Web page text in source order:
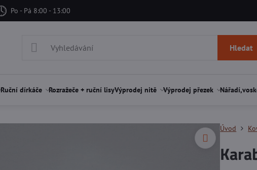
Po - Pá 8:00 - 13:00
Hledat
Ruční dírkáče Rozražeče + ruční lisyVýprodej nitě Výprodej přezek
Úvod